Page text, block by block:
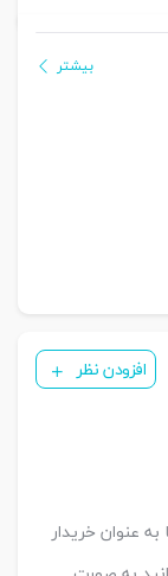
بیشتر
افزودن نظر
عنوان خریدار